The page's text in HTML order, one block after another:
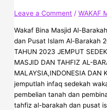
Leave a Comment /WAKAF
Wakaf Bina Masjid Al-
dan Pusat Islam Al-Barakah
TAHUN 2023 JEMPUT
MASJID DAN TAHFIZ AL-
MALAYSIA,INDONESIA DAN
jemputlah infaq sedekah
pembelian tanah dan
tahfiz al-barakah dan pusat